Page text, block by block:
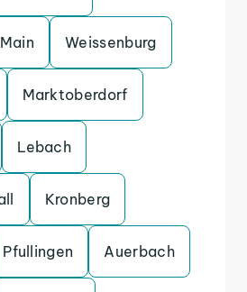
Weissenburg
Marktoberdorf
Lebach
Kronberg
Pfullingen Auerbach